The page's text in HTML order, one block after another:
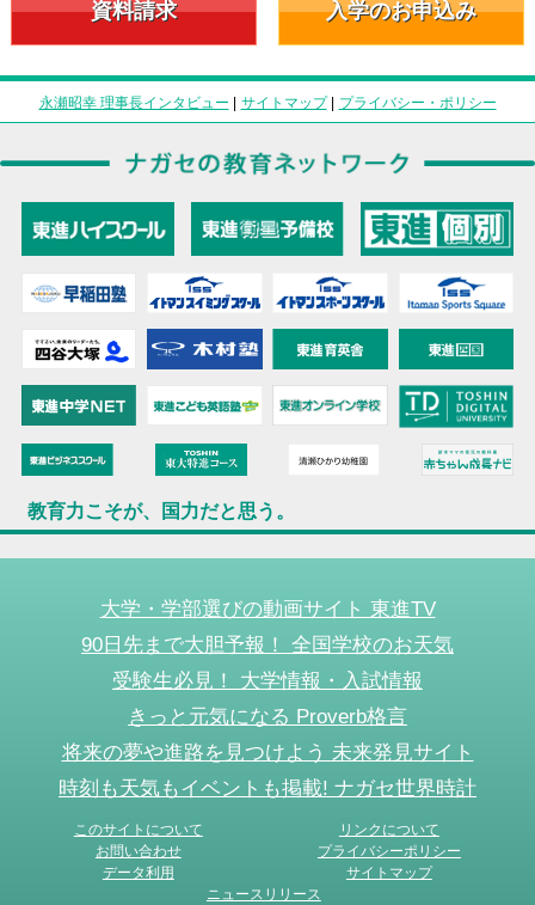
資料請求 入学のお申込み
永瀬昭幸 理事長インタビュー | サイトマップ| プライバシー・ポリシー
教育力こそが、国力だと思う。
大学・学部選びの動画サイト 東進TV
90日先まで大胆予報！ 全国学校のお天気
受験生必見！ 大学情報・入試情報
きっと元気になる Proverb格言
将来の夢や進路を見つけよう 未来発見サイト
時刻も天気もイベントも掲載! ナガセ世界時計
このサイトについて
リンクについて
お問い合わせ
プライバシーポリシー
データ利用
サイトマップ
ニュースリリース